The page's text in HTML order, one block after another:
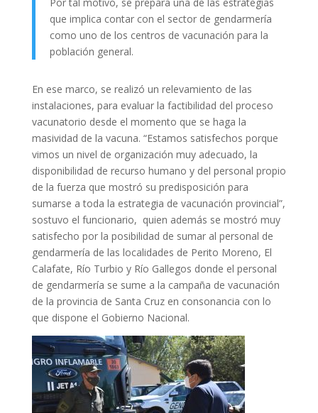
que implica contar con el sector de gendarmería
como uno de los centros de vacunación para la
población general.
En ese marco, se realizó un relevamiento de las
instalaciones, para evaluar la factibilidad del proceso
vacunatorio desde el momento que se haga la
masividad de la vacuna. “Estamos satisfechos porque
vimos un nivel de organización muy adecuado, la
disponibilidad de recurso humano y del personal propio
de la fuerza que mostró su predisposición para
sumarse a toda la estrategia de vacunación provincial”,
sostuvo el funcionario, quien además se mostró muy
satisfecho por la posibilidad de sumar al personal de
gendarmería de las localidades de Perito Moreno, El
Calafate, Río Turbio y Río Gallegos donde el personal
de gendarmería se sume a la campaña de vacunación
de la provincia de Santa Cruz en consonancia con lo
que dispone el Gobierno Nacional.